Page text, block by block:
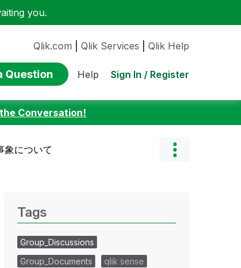
you.
Qlik.com Qlik Services Qlik Help
Question Help Sign In / Register
Conversation!
象について
Tags
Group_Discussions
Group_Documents
qlik sense